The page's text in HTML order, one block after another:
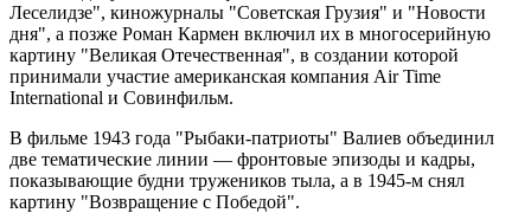
Леселидзе", киножурналы "Советская Грузия" и "Новости
дня", а позже Роман Кармен включил их в многосерийную
картину "Великая Отечественная", в создании которой
принимали участие американская компания Air Time
International и Совинфильм.
В фильме 1943 года "Рыбаки-патриоты" Валиев объединил
две тематические линии — фронтовые эпизоды и кадры,
показывающие будни тружеников тыла, а в 1945-м снял
картину "Возвращение с Победой".